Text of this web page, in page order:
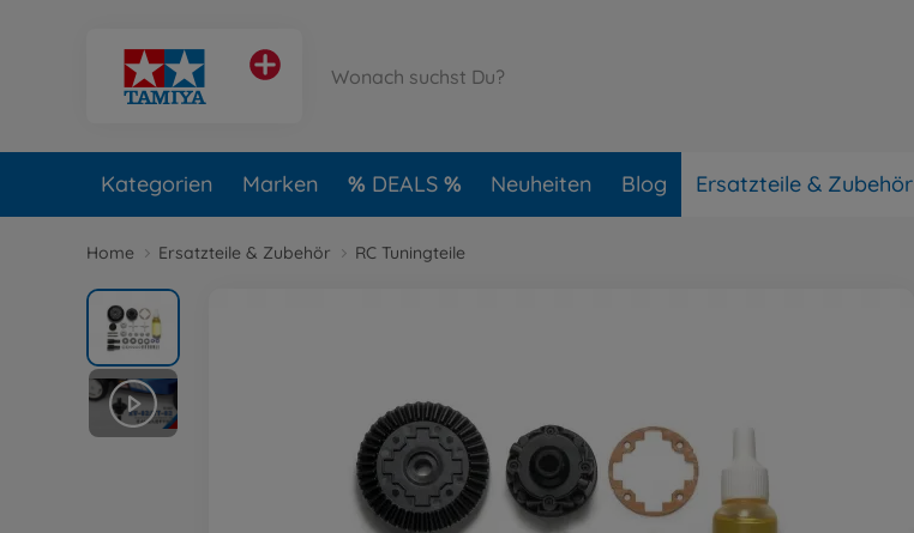
Kategorien Marken DEALS Neuheiten Blog Ersatzteile & Zubehör
Home Ersatzteile & Zubehör RC Tuningteile